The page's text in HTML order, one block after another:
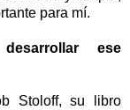
para mí.
ese
Stoloff, su libro